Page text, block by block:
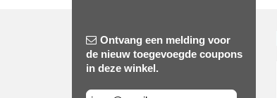
Ontvang een melding voor
de nieuw toegevoegde coupons
in deze winkel.